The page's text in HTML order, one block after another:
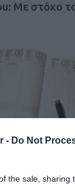
- Do Not
the sale, sharing
Με στόχο